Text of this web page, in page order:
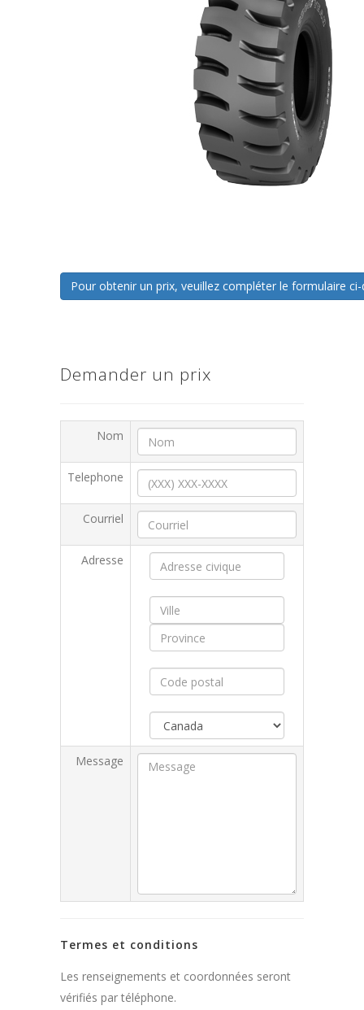
Pour obtenir un prix, veuillez compléter le formulaire
Demander un prix
Nom
Telephone
Courriel
Adresse
Message
Termes et conditions
Les renseignements et coordonnées seront
vérifiés par téléphone.